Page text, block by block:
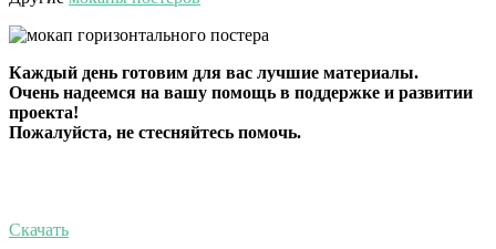
Каждый день готовим для вас лучшие материалы.
Очень надеемся на вашу помощь в поддержке и развитии
проекта!
Пожалуйста, не стесняйтесь помочь.
Скачать